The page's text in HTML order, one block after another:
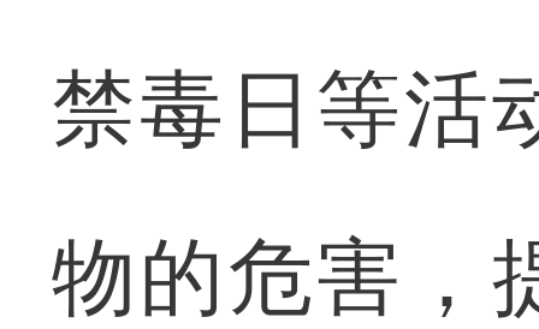
禁毒日等活
物的危害，